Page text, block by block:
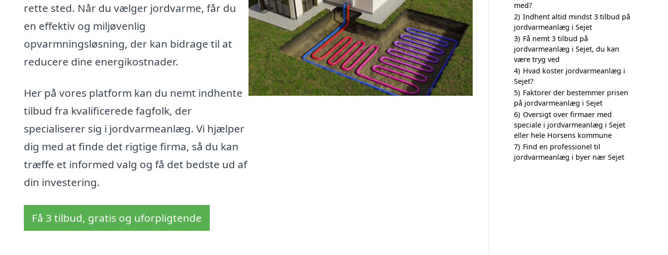
rette sted. Når du vælger jordvarme, får du
en effektiv og miljøvenlig
opvarmningsløsning, der kan bidrage til at
reducere dine energikostnader.
Her på vores platform kan du nemt indhente
tilbud fra kvalificerede fagfolk, der
specialiserer sig i jordvarmeanlæg. Vi hjælper
dig med at finde det rigtige firma, så du kan
træffe et informed valg og få det bedste ud af
din investering.
Få 3 tilbud, gratis og uforpligtende
med?
2) Indhent altid mindst 3 tilbud på
jordvarmeanlæg i Sejet
3) Få nemt 3 tilbud på
jordvarmeanlæg i Sejet, du kan
være tryg ved
4) Hvad koster jordvarmeanlæg i
Sejet?
5) Faktorer der bestemmer prisen
på jordvarmeanlæg i Sejet
6) Oversigt over firmaer med
speciale i jordvarmeanlæg i Sejet
eller hele Horsens kommune
7) Find en professionel til
jordvarmeanlæg i byer nær Sejet